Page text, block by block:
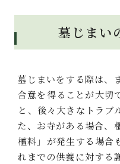
墓じまい
墓じまいをする際は、
合意を得ることが大切
と、後々大きなトラブ
た、お寺がある場合、
檀料」が発生する場合
れまでの供養に対する